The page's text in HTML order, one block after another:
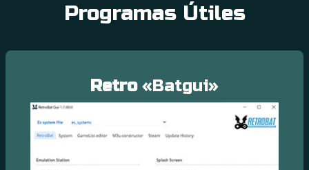
Programas Útiles
Retro «Batgui»